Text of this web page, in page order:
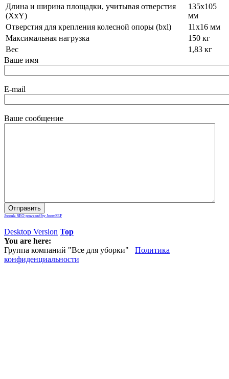
Длина и ширина площадки, учитывая отверстия
(XxY)
135x105
мм
Отверстия для крепления колесной опоры (bxl)
11x16 мм
Максимальная нагрузка
150 кг
Вес
1,83 кг
Ваше имя
E-mail
Ваше сообщение
Joomla SEO powered by JoomSEF
Desktop Version Top
You are here:
Группа компаний "Все для уборки" Политика
конфиденциальности